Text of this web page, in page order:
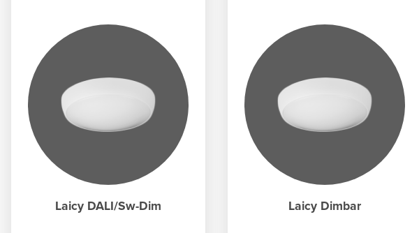
Laicy DALI/Sw-Dim Laicy Dimbar